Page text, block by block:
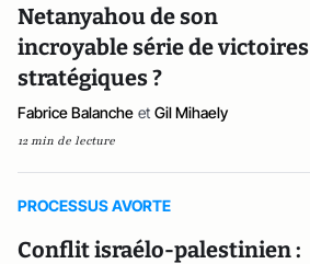
Netanyahou de son
incroyable série de victoires
stratégiques ?
Fabrice Balanche et Gil Mihaely
12 min de lecture
PROCESSUS AVORTE
Conflit israélo-palestinien :